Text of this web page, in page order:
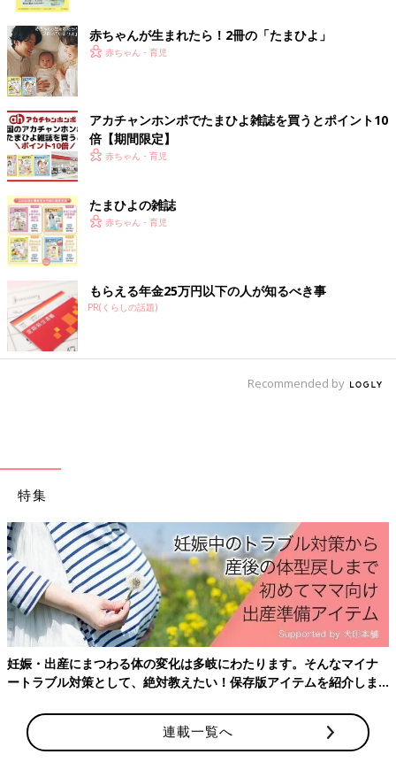
赤ちゃんが生まれたら！2冊の「たまひよ」
赤ちゃん・育児
アカチャンホンポでたまひよ雑誌を買うとポイント10
倍【期間限定】
赤ちゃん・育児
たまひよの雑誌
赤ちゃん・育児
もらえる年金25万円以下の人が知るべき事
PR(くらしの話題)
Recommended by
特集
妊娠・出産にまつわる体の変化は多岐にわたります。そんなマイナ
ートラブル対策として、絶対教えたい！保存版アイテムを紹介しま
連載一覧へ